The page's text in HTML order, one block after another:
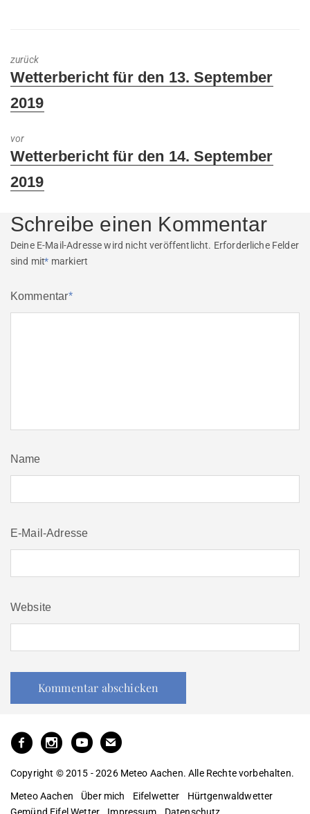
zurück
Previous
Wetterbericht für den 13. September
2019
vor
Next
Wetterbericht für den 14. September
2019
Schreibe einen Kommentar
Deine E-Mail-Adresse wird nicht veröffentlicht. Erforderliche Felder
sind mit* markiert
Kommentar*
Name
E-Mail-Adresse
Website
Copyright © 2015 - 2026 Meteo Aachen. Alle Rechte vorbehalten.
Meteo Aachen Über mich Eifelwetter
Hürtgenwaldwetter